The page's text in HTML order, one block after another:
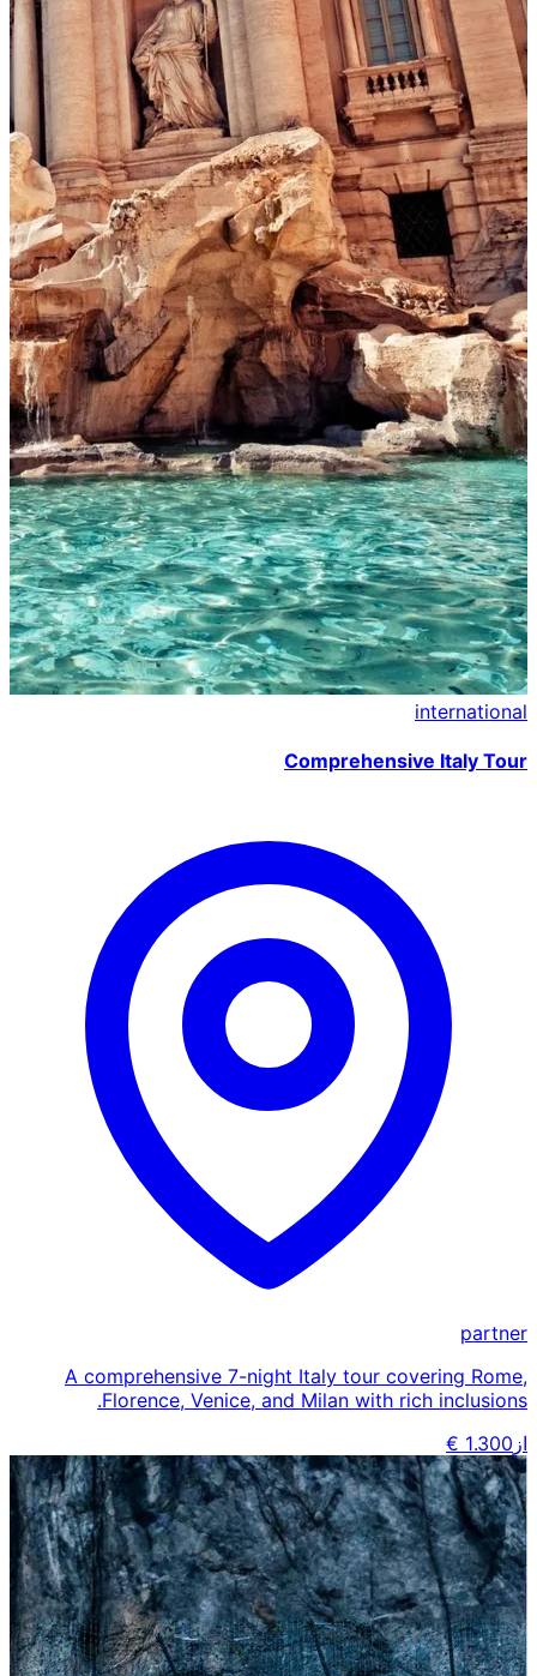
international
Comprehensive Italy Tour
partner
A comprehensive 7-night Italy tour covering Rome,
Florence, Venice, and Milan with rich inclusions.
از 1.300 €